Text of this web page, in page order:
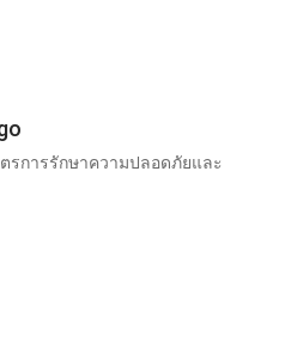
รการรักษาความปลอดภัยและ